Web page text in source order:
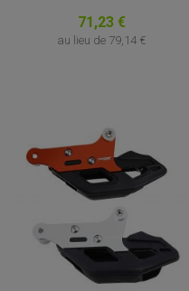
71,23 €
au lieu de 79,14 €